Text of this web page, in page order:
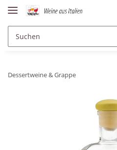
Dessertweine & Grappe